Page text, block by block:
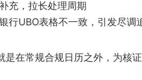
充，拉长处理周期
行UBO表格不一致，引发尽调
在常规合规日历之外，为核